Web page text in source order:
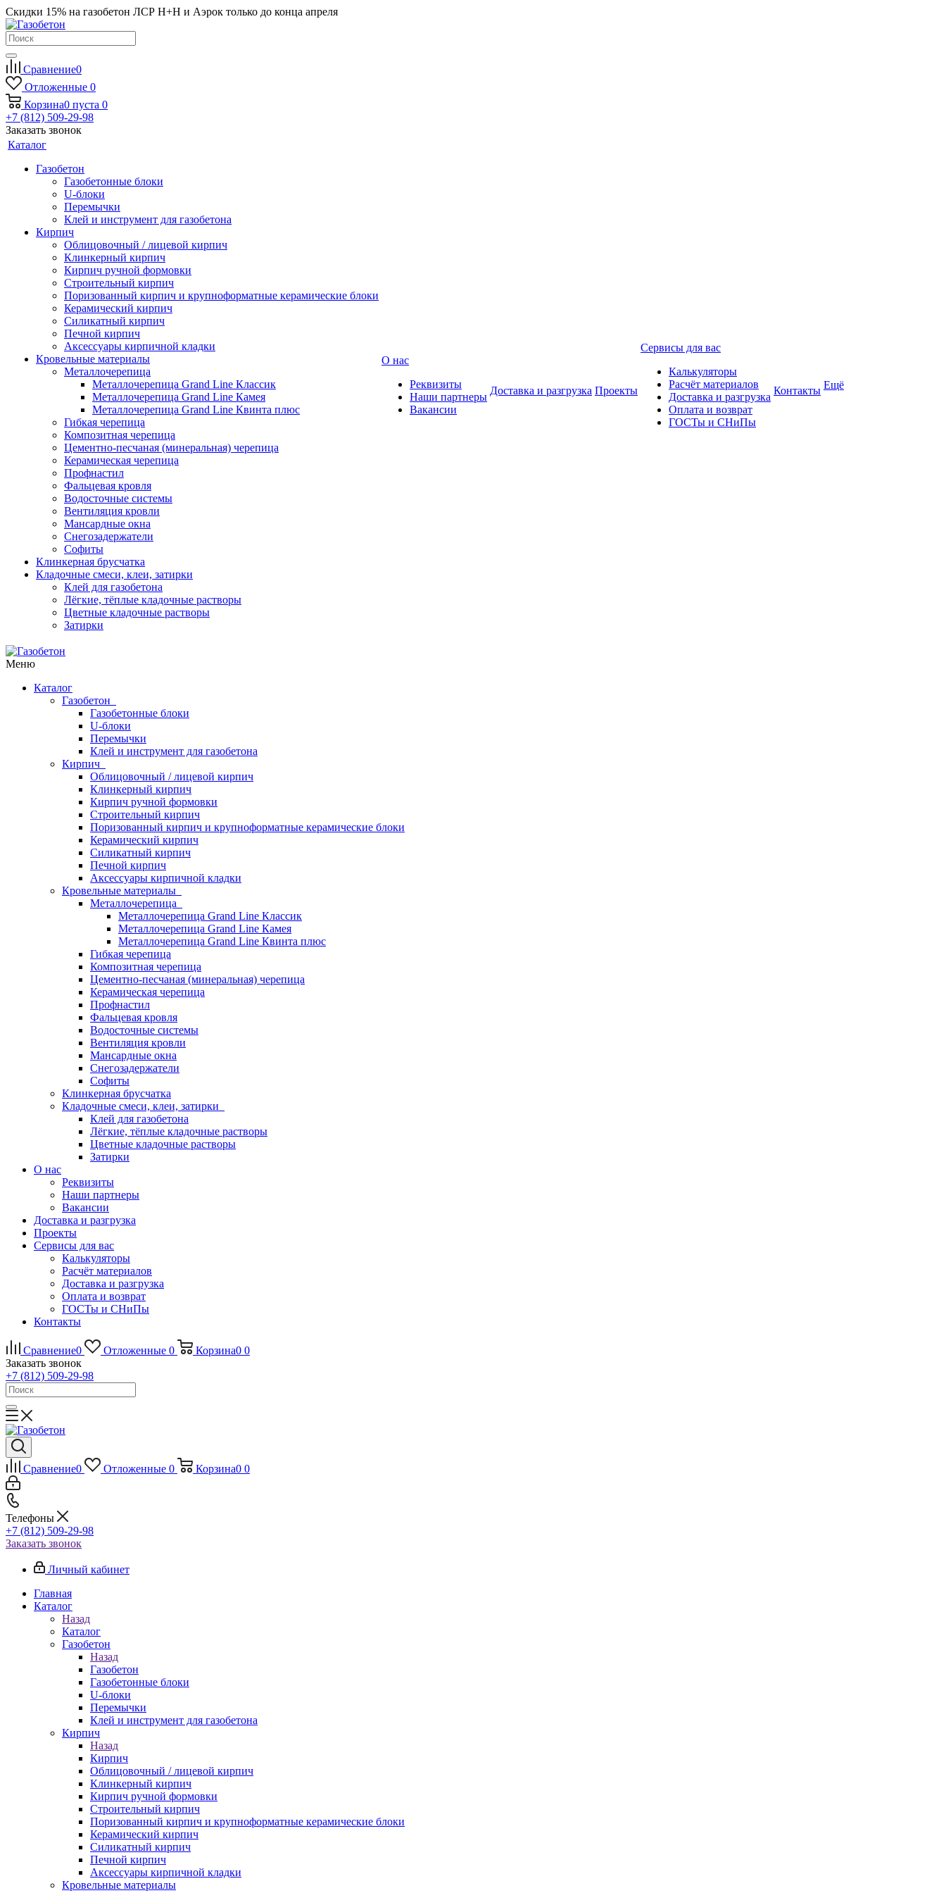
Скидки 15% на газобетон ЛСР Н+Н и Аэрок только до конца апреля
Сравнение0
Отложенные 0
Корзина0 пуста 0
+7 (812) 509-29-98
Заказать звонок
Каталог
Газобетон
Газобетонные блоки
U-блоки
Перемычки
Клей и инструмент для газобетона
Кирпич
Облицовочный / лицевой кирпич
Клинкерный кирпич
Кирпич ручной формовки
Строительный кирпич
Поризованный кирпич и крупноформатные керамические блоки
Керамический кирпич
Силикатный кирпич
Печной кирпич
Аксессуары кирпичной кладки
Кровельные материалы
Металлочерепица
Металлочерепица Grand Line Классик
Металлочерепица Grand Line Камея
Металлочерепица Grand Line Квинта плюс
Гибкая черепица
Композитная черепица
Цементно-песчаная (минеральная) черепица
Керамическая черепица
Профнастил
Фальцевая кровля
Водосточные системы
Вентиляция кровли
Мансардные окна
Снегозадержатели
Софиты
Клинкерная брусчатка
Кладочные смеси, клеи, затирки
Клей для газобетона
Лёгкие, тёплые кладочные растворы
Цветные кладочные растворы
Затирки
О нас
Реквизиты
Наши партнеры
Вакансии
Доставка и разгрузка Проекты
Сервисы для вас
Калькуляторы
Расчёт материалов
Доставка и разгрузка
Оплата и возврат
ГОСТы и СНиПы
Контакты Ещё
Меню
Каталог
Газобетон
Газобетонные блоки
U-блоки
Перемычки
Клей и инструмент для газобетона
Кирпич
Облицовочный / лицевой кирпич
Клинкерный кирпич
Кирпич ручной формовки
Строительный кирпич
Поризованный кирпич и крупноформатные керамические блоки
Керамический кирпич
Силикатный кирпич
Печной кирпич
Аксессуары кирпичной кладки
Кровельные материалы
Металлочерепица
Металлочерепица Grand Line Классик
Металлочерепица Grand Line Камея
Металлочерепица Grand Line Квинта плюс
Гибкая черепица
Композитная черепица
Цементно-песчаная (минеральная) черепица
Керамическая черепица
Профнастил
Фальцевая кровля
Водосточные системы
Вентиляция кровли
Мансардные окна
Снегозадержатели
Софиты
Клинкерная брусчатка
Кладочные смеси, клеи, затирки
Клей для газобетона
Лёгкие, тёплые кладочные растворы
Цветные кладочные растворы
Затирки
О нас
Реквизиты
Наши партнеры
Вакансии
Доставка и разгрузка
Проекты
Сервисы для вас
Калькуляторы
Расчёт материалов
Доставка и разгрузка
Оплата и возврат
ГОСТы и СНиПы
Контакты
Сравнение0 Отложенные 0 Корзина0 0
Заказать звонок
+7 (812) 509-29-98
Сравнение0 Отложенные 0 Корзина0 0
Телефоны
+7 (812) 509-29-98
Заказать звонок
Личный кабинет
Главная
Каталог
Назад
Каталог
Газобетон
Назад
Газобетон
Газобетонные блоки
U-блоки
Перемычки
Клей и инструмент для газобетона
Кирпич
Назад
Кирпич
Облицовочный / лицевой кирпич
Клинкерный кирпич
Кирпич ручной формовки
Строительный кирпич
Поризованный кирпич и крупноформатные керамические блоки
Керамический кирпич
Силикатный кирпич
Печной кирпич
Аксессуары кирпичной кладки
Кровельные материалы